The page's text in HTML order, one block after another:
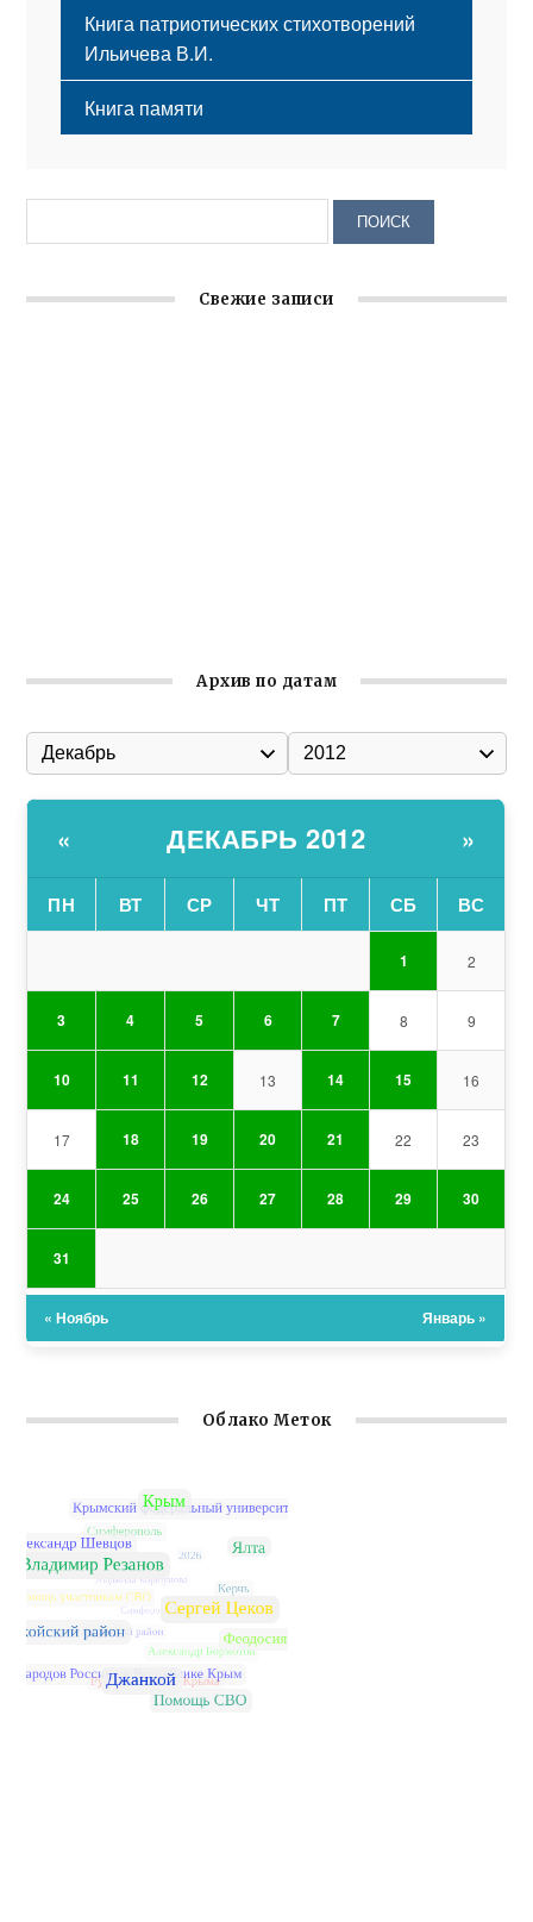
Книга патриотических стихотворений
Ильичева В.И.
Книга памяти
Свежие записи
Архив по датам
« ДЕКАБРЬ 2012 »
ПН ВТ СР ЧТ ПТ СБ ВС
1 2
3 4 5 6 7 8 9
10 11 12 13 14 15 16
17 18 19 20 21 22 23
24 25 26 27 28 29 30
31
« Ноябрь Январь »
Облако Меток